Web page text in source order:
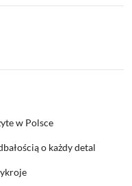
w Polsce
o każdy detal